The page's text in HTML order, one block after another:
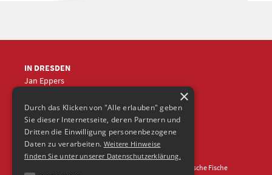
IN DRESDEN
Jan Eppers
jep@frische-fische.com
© 2026 Agentur Frische Fische
×
Durch das Klicken von "Alle erlauben" geben
Sie dieser Internetseite, deren Partnern und
Dritten die Einwilligung personenbezogene
Daten zu verarbeiten. Weitere Hinweise
finden Sie unter unserer Datenschutzerklärung.